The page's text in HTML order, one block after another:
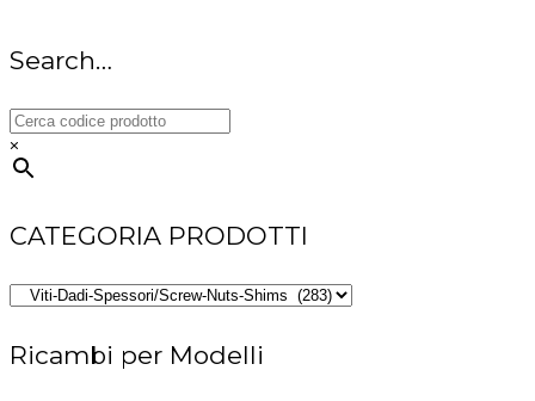
Search…
×
CATEGORIA PRODOTTI
Ricambi per Modelli